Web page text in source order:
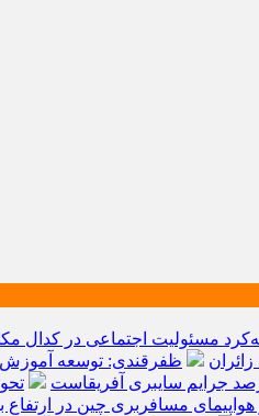
مسئولیت اجتماعی در کدال
ظفرقندی: توسعه آموزش
تحول بزرگ
هواپیمای مسافربری چین در ارتفاع